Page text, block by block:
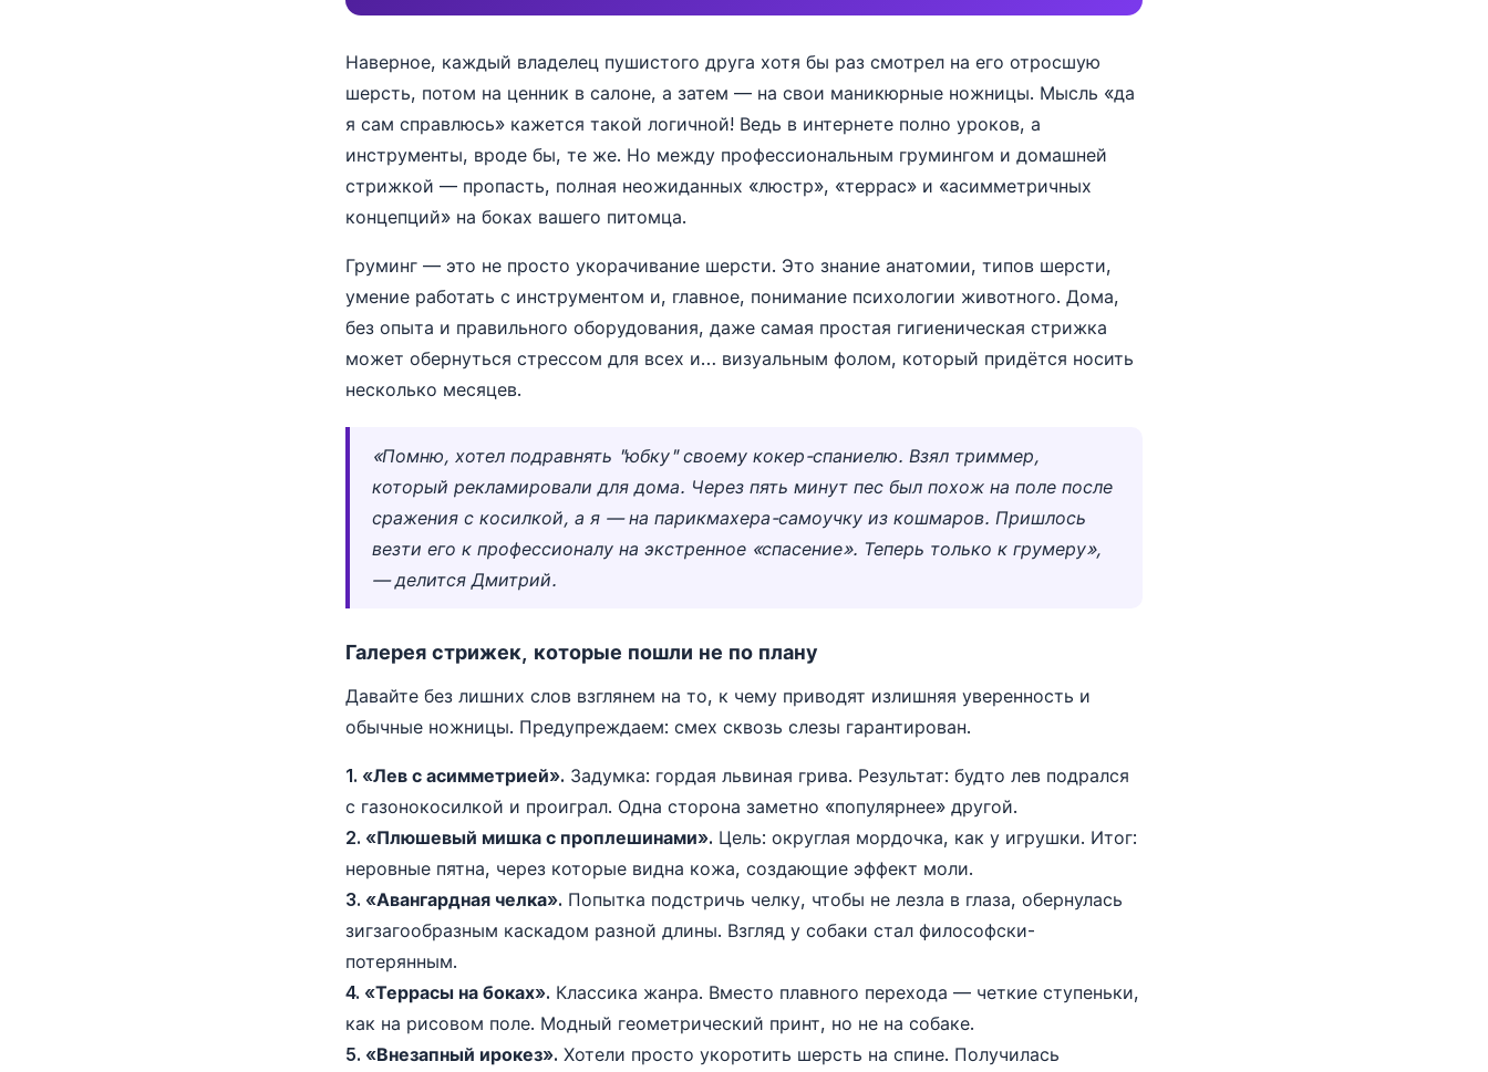
Наверное, каждый владелец пушистого друга хотя бы раз смотрел на его отросшую
шерсть, потом на ценник в салоне, а затем — на свои маникюрные ножницы. Мысль «да
я сам справлюсь» кажется такой логичной! Ведь в интернете полно уроков, а
инструменты, вроде бы, те же. Но между профессиональным грумингом и домашней
стрижкой — пропасть, полная неожиданных «люстр», «террас» и «асимметричных
концепций» на боках вашего питомца.
Груминг — это не просто укорачивание шерсти. Это знание анатомии, типов шерсти,
умение работать с инструментом и, главное, понимание психологии животного. Дома,
без опыта и правильного оборудования, даже самая простая гигиеническая стрижка
может обернуться стрессом для всех и… визуальным фолом, который придётся носить
несколько месяцев.
«Помню, хотел подравнять "юбку" своему кокер-спаниелю. Взял триммер,
который рекламировали для дома. Через пять минут пес был похож на поле после
сражения с косилкой, а я — на парикмахера-самоучку из кошмаров. Пришлось
везти его к профессионалу на экстренное «спасение». Теперь только к грумеру»,
— делится Дмитрий.
Галерея стрижек, которые пошли не по плану
Давайте без лишних слов взглянем на то, к чему приводят излишняя уверенность и
обычные ножницы. Предупреждаем: смех сквозь слезы гарантирован.
1. «Лев с асимметрией». Задумка: гордая львиная грива. Результат: будто лев подрался
с газонокосилкой и проиграл. Одна сторона заметно «популярнее» другой.
2. «Плюшевый мишка с проплешинами». Цель: округлая мордочка, как у игрушки. Итог:
неровные пятна, через которые видна кожа, создающие эффект моли.
3. «Авангардная челка». Попытка подстричь челку, чтобы не лезла в глаза, обернулась
зигзагообразным каскадом разной длины. Взгляд у собаки стал философски-
потерянным.
4. «Террасы на боках». Классика жанра. Вместо плавного перехода — четкие ступеньки,
как на рисовом поле. Модный геометрический принт, но не на собаке.
5. «Внезапный ирокез». Хотели просто укоротить шерсть на спине. Получилась